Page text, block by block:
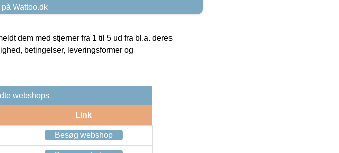
Wattoo.dk
dem med stjerner fra 1 til 5 ud fra bl.a. deres
betingelser, leveringsformer og
webshops
Link
Besøg webshop